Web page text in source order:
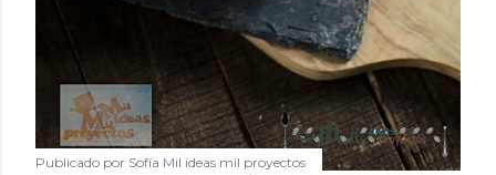
Publicado por Sofía Mil ideas mil proyectos